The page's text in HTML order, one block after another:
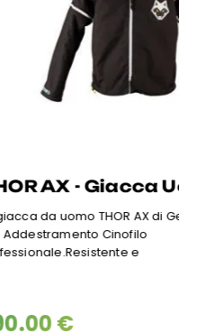
Uomo
di Genni’s è specifica